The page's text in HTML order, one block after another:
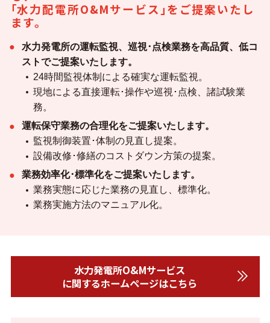
｢水力配電所O&Mサービス｣をご提案いたし
ます。
水力発電所の運転監視、巡視･点検業務を高品質、低コ
ストでご提案いたします。
24時間監視体制による確実な運転監視。
現地による直接運転･操作や巡視･点検、諸試験業
務。
運転保守業務の合理化をご提案いたします。
監視制御装置･体制の見直し提案。
設備改修･修繕のコストダウン方策の提案。
業務効率化･標準化をご提案いたします。
業務実態に応じた業務の見直し、標準化。
業務実施方法のマニュアル化。
水力発電所O&Mサービス
に関するホームページはこちら